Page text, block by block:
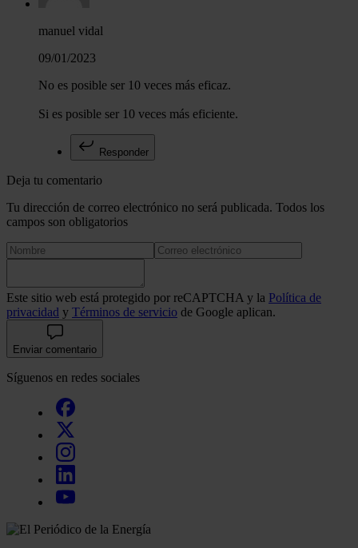
manuel vidal
09/01/2023
No es posible ser 10 veces más eficaz.
Si es posible ser 10 veces más eficiente.
Responder
Deja tu comentario
Tu dirección de correo electrónico no será publicada. Todos los
campos son obligatorios
Este sitio web está protegido por reCAPTCHA y la Política de
privacidad y Términos de servicio de Google aplican.
Enviar comentario
Síguenos en redes sociales